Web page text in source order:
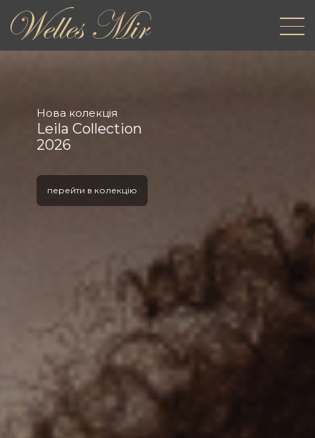
Нова колекція
Leila Collection
2026
перейти в колекцію